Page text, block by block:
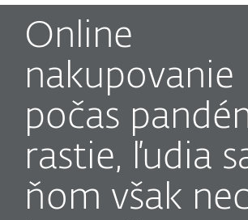
Online
nakupovanie
počas
rastie, ľudia
ňom však